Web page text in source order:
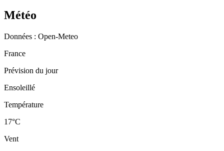
Météo
Données : Open‑Meteo
France
Prévision du jour
Ensoleillé
Température
17°C
Vent